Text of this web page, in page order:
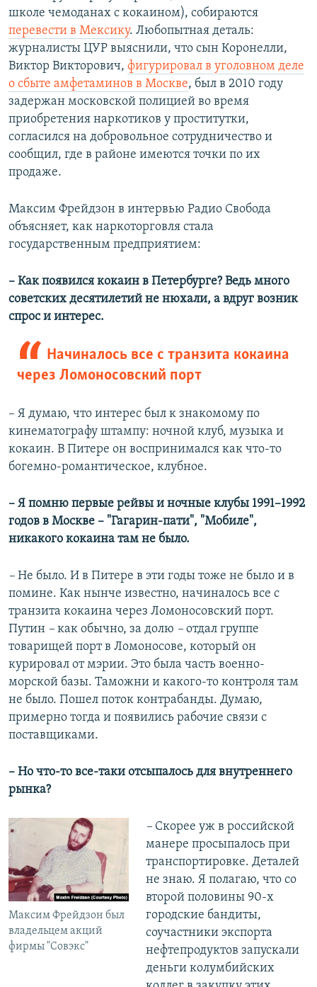
школе чемоданах с кокаином), собираются
перевести в Мексику. Любопытная деталь:
журналисты ЦУР выяснили, что сын Коронелли,
Виктор Викторович, фигурировал в уголовном деле
о сбыте амфетаминов в Москве, был в 2010 году
задержан московской полицией во время
приобретения наркотиков у проститутки,
согласился на добровольное сотрудничество и
сообщил, где в районе имеются точки по их
продаже.
Максим Фрейдзон в интервью Радио Свобода
объясняет, как наркоторговля стала
государственным предприятием:
– Как появился кокаин в Петербурге? Ведь много
советских десятилетий не нюхали, а вдруг возник
спрос и интерес.
Начиналось все с транзита кокаина
через Ломоносовский порт
– Я думаю, что интерес был к знакомому по
кинематографу штампу: ночной клуб, музыка и
кокаин. В Питере он воспринимался как что-то
богемно-романтическое, клубное.
– Я помню первые рейвы и ночные клубы 1991–1992
годов в Москве – "Гагарин-пати", "Мобиле",
никакого кокаина там не было.
– Не было. И в Питере в эти годы тоже не было и в
помине. Как нынче известно, начиналось все с
транзита кокаина через Ломоносовский порт.
Путин – как обычно, за долю – отдал группе
товарищей порт в Ломоносове, который он
курировал от мэрии. Это была часть военно-
морской базы. Таможни и какого-то контроля там
не было. Пошел поток контрабанды. Думаю,
примерно тогда и появились рабочие связи с
поставщиками.
– Но что-то все-таки отсыпалось для внутреннего
рынка?
Максим Фрейдзон был
владельцем акций
фирмы "Совэкс"
– Скорее уж в российской
манере просыпалось при
транспортировке. Деталей
не знаю. Я полагаю, что со
второй половины 90-х
городские бандиты,
соучастники экспорта
нефтепродуктов запускали
деньги колумбийских